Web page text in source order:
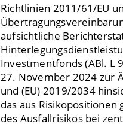
Richtlinien 2011/61/EU
aufsichtliche
Investmentfonds (ABl. L
27. November 2024 zur
und (EU) 2019/2034
das aus
des Ausfallrisikos bei